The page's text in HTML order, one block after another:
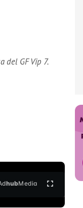
del GF Vip 7.
hubMedia